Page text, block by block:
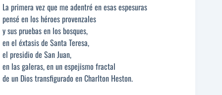
La primera vez que me adentré en esas espesuras
pensé en los héroes provenzales
y sus pruebas en los bosques,
en el éxtasis de Santa Teresa,
el presidio de San Juan,
en las galeras, en un espejismo fractal
de un Dios transfigurado en Charlton Heston.